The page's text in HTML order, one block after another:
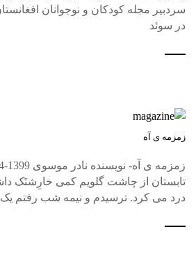
سردبیر مجله کودکان و نوجوانان
در سوئد
زمزمه ی آه
تابستان از چاشت گلویم کمی خارِشتَک
درد می کرد. ترسیدم و نیمه شب رفتم یک